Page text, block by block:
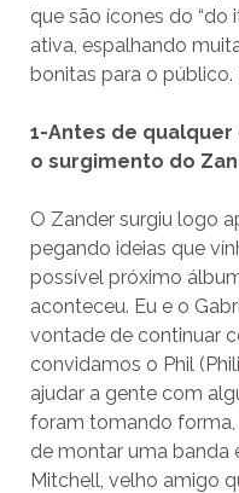
que são ícones do “do
ativa, espalhando
bonitas para o público.
1-Antes de
o surgimento do
O Zander surgiu logo
pegando ideias que
possível próximo
aconteceu. Eu e o
vontade de continuar
convidamos o Phil
ajudar a gente com
foram tomando
de montar uma banda
Mitchell, velho amigo